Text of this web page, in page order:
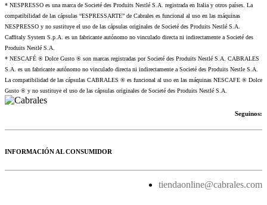
* NESPRESSO es una marca de Societé des Produits Nestlé S.A. registrada en Italia y otros países. La
compatibilidad de las cápsulas “ESPRESSARTE” de Cabrales es funcional al uso en las máquinas
NESPRESSO y no sustituye el uso de las cápsulas originales de Societé des Produits Nestlé S.A.
Caffitaly System S.p.A. es un fabricante autónomo no vinculado directa ni indirectamente a Societé des
Produits Nestlé S.A.
* NESCAFÉ ® Dolce Gusto ® son marcas registradas por Societé des Produits Nestlé S.A. CABRALES
S.A. es un fabricante autónomo no vinculado directa ni indirectamente a Societé des Produits Nestle S.A.
La compatibilidad de las cápsulas CABRALES ® es funcional al uso en las máquinas NESCAFE ® Dolce
Gusto ® y no sustituye el uso de las cápsulas originales de Societé des Produits Nestlé S.A.
Seguinos:
INFORMACIÓN AL CONSUMIDOR
tiendaonline@cabrales.com